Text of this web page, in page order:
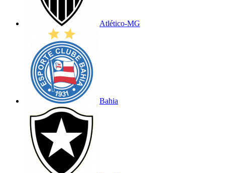
Atlético-MG
Bahia